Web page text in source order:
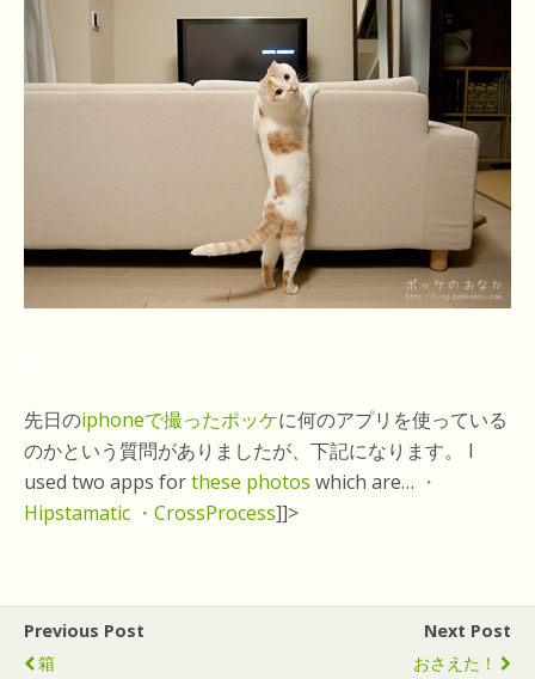
先日のiphoneで撮ったポッケに何のアプリを使っている
のかという質問がありましたが、下記になります。 I
used two apps forthese photos which are… ・
Hipstamatic ・CrossProcess]]>
Previous Post
箱
Next Post
おさえた！